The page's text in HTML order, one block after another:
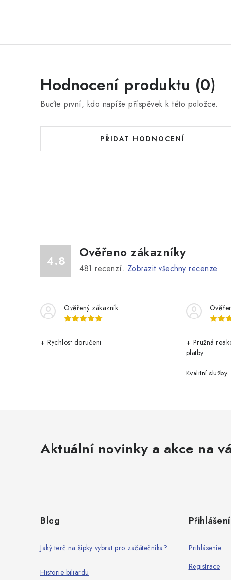
Hodnocení produktu (0)
Buďte první, kdo napíše příspěvek k této položce.
PŘIDAT HODNOCENÍ
4.8
Ověřeno zákazníky
481 recenzí. Zobrazit všechny recenze
Ověřený zákazník
+ Rychlost doručeni
+ Pružná
platby.
Kvalitní služby.
Aktuální novinky a akce na
Blog
Jaký terč na šipky vybrat pro začátečníka?
Historie biliardu
Přihlášení
Prihlásenie
Registrace